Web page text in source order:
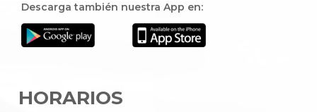
Descarga también nuestra App en:
HORARIOS